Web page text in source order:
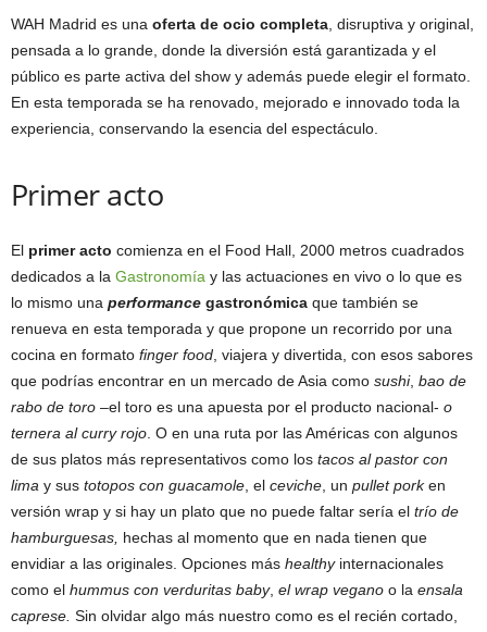
WAH Madrid es una oferta de ocio completa, disruptiva y original,
pensada a lo grande, donde la diversión está garantizada y el
público es parte activa del show y además puede elegir el formato.
En esta temporada se ha renovado, mejorado e innovado toda la
experiencia, conservando la esencia del espectáculo.
Primer acto
El primer acto comienza en el Food Hall, 2000 metros cuadrados
dedicados a la Gastronomía y las actuaciones en vivo o lo que es
lo mismo una performance gastronómica que también se
renueva en esta temporada y que propone un recorrido por una
cocina en formato finger food, viajera y divertida, con esos sabores
que podrías encontrar en un mercado de Asia como sushi, bao de
rabo de toro –el toro es una apuesta por el producto nacional- o
ternera al curry rojo. O en una ruta por las Américas con algunos
de sus platos más representativos como los tacos al pastor con
lima y sus totopos con guacamole, el ceviche, un pullet porken
versión wrap y si hay un plato que no puede faltar sería el trío de
hamburguesas, hechas al momento que en nada tienen que
envidiar a las originales. Opciones más healthy internacionales
como el hummus con verduritas baby, el wrap vegano o la ensala
caprese. Sin olvidar algo más nuestro como es el recién cortado,